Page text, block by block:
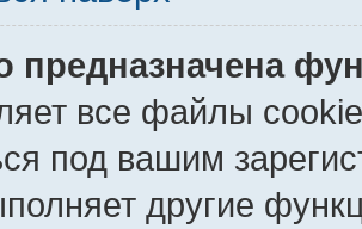
предназначена
все файлы
под вашим
другие